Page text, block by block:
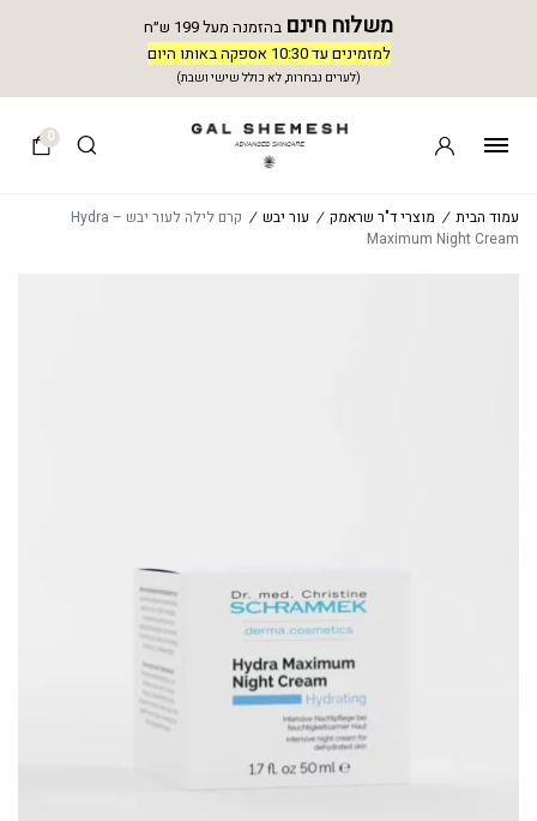
משלוח חינם בהזמנה מעל 199 ש״ח
למזמינים עד 10:30 אספקה באותו היום
(לערים נבחרות, לא כולל שישי ושבת)
0
עמוד הבית / מוצרי ד"ר שראמק / עור יבש /
קרם לילה לעור יבש – Hydra
Maximum Night Cream